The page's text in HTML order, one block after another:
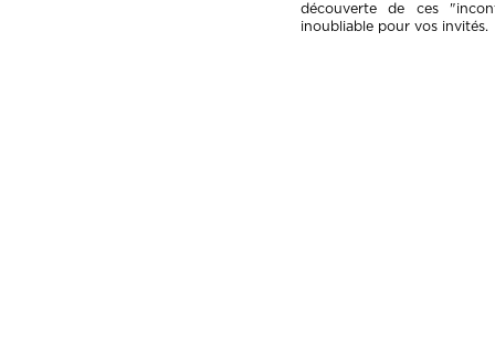
découverte de ces
inoubliable pour vos invités.